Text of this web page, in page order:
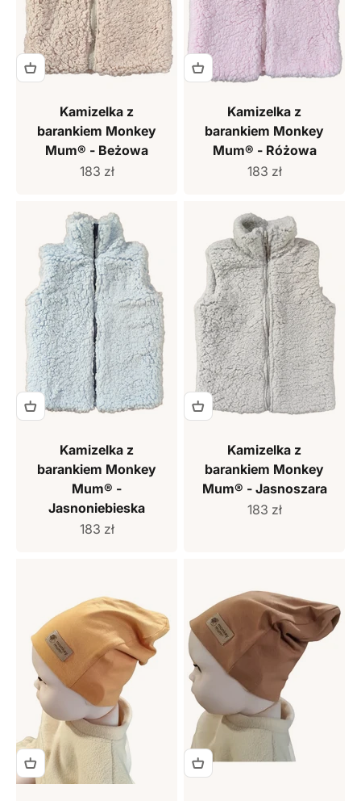
Kamizelka z
barankiem Monkey
Mum® - Beżowa
Cena sprzedaży
183 zł
Kamizelka z
barankiem Monkey
Mum® - Różowa
Cena sprzedaży
183 zł
Kamizelka z
barankiem Monkey
Mum® -
Jasnoniebieska
Cena sprzedaży
183 zł
Kamizelka z
barankiem Monkey
Mum® - Jasnoszara
Cena sprzedaży
183 zł